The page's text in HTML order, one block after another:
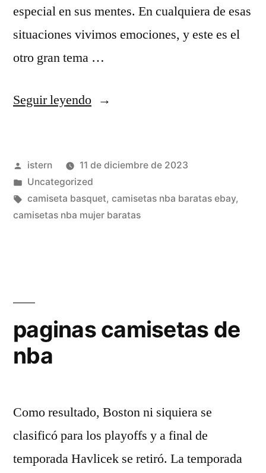
especial en sus mentes. En cualquiera de esas
situaciones vivimos emociones, y este es el
otro gran tema …
Seguir leyendo«la
vendida
de
la
Publicado
por
istern
11 de diciembre de 2023
Publicado
en
Uncategorized
Etiquetas:
camiseta basquet, camisetas nba baratas ebay,
camisetas nba mujer baratas
paginas camisetas de
nba
Como resultado, Boston ni siquiera se
clasificó para los playoffs y a final de
temporada Havlicek se retiró. La temporada